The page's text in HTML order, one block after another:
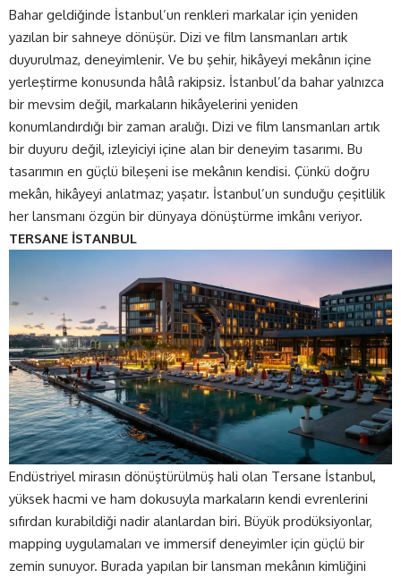
Bahar geldiğinde İstanbul’un renkleri markalar için yeniden
yazılan bir sahneye dönüşür. Dizi ve film lansmanları artık
duyurulmaz, deneyimlenir. Ve bu şehir, hikâyeyi mekânın içine
yerleştirme konusunda hâlâ rakipsiz. İstanbul’da bahar yalnızca
bir mevsim değil, markaların hikâyelerini yeniden
konumlandırdığı bir zaman aralığı. Dizi ve film lansmanları artık
bir duyuru değil, izleyiciyi içine alan bir deneyim tasarımı. Bu
tasarımın en güçlü bileşeni ise mekânın kendisi. Çünkü doğru
mekân, hikâyeyi anlatmaz; yaşatır. İstanbul’un sunduğu çeşitlilik
her lansmanı özgün bir dünyaya dönüştürme imkânı veriyor.
TERSANE İSTANBUL
Endüstriyel mirasın dönüştürülmüş hali olan Tersane İstanbul,
yüksek hacmi ve ham dokusuyla markaların kendi evrenlerini
sıfırdan kurabildiği nadir alanlardan biri. Büyük prodüksiyonlar,
mapping uygulamaları ve immersif deneyimler için güçlü bir
zemin sunuyor. Burada yapılan bir lansman mekânın kimliğini